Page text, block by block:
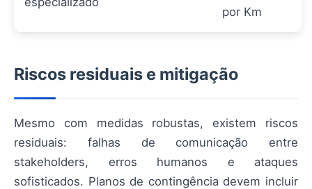
por Km
Riscos residuais e mitigação
Mesmo com medidas robustas, existem riscos
residuais: falhas de comunicação entre
stakeholders, erros humanos e ataques
sofisticados. Planos de contingência devem incluir